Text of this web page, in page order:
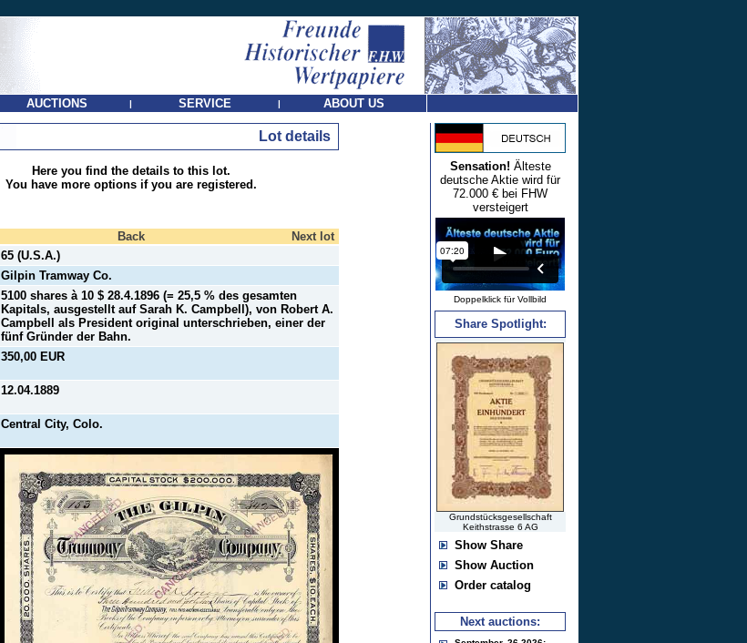
AUCTIONS | SERVICE | ABOUT US
Lot details
Here you find the details to this lot.
You have more options if you are registered.
Back
Next lot
65 (U.S.A.)
Gilpin Tramway Co.
5100 shares à 10 $ 28.4.1896 (= 25,5 % des gesamten
Kapitals, ausgestellt auf Sarah K. Campbell), von Robert A.
Campbell als President original unterschrieben, einer der
fünf Gründer der Bahn.
350,00 EUR
12.04.1889
Central City, Colo.
Sensation! Älteste
deutsche Aktie wird für
72.000 € bei FHW
versteigert
Doppelklick für Vollbild
Share Spotlight:
Grundstücksgesellschaft
Keithstrasse 6 AG
Show Share
Show Auction
Order catalog
Next auctions: